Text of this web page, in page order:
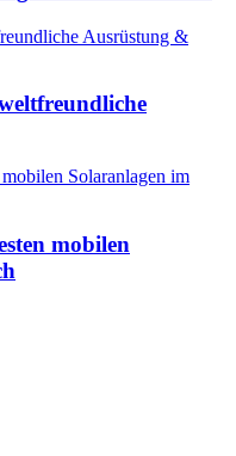
mobilen